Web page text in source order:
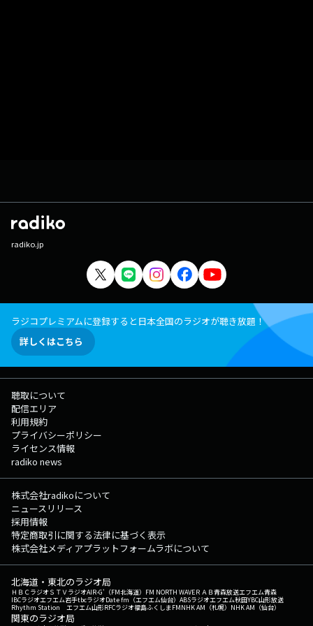
radiko.jp
ラジコプレミアムに登録すると日本全国のラジオが聴き放題！
詳しくはこちら
聴取について
配信エリア
利用規約
プライバシーポリシー
ライセンス情報
radiko news
株式会社radikoについて
ニュースリリース
採用情報
特定商取引に関する法律に基づく表示
株式会社メディアプラットフォームラボについて
北海道・東北のラジオ局
ＨＢＣラジオＳＴＶラジオAIR-G'（FM北海道） FM NORTH WAVEＲＡＢ青森放送エフエム青森
IBCラジオエフエム岩手tbcラジオDate fm（エフエム仙台） ABSラジオエフエム秋田YBC山形放送
Rhythm Station エフエム山形RFCラジオ福島ふくしまFMNHK AM（札幌） NHK AM（仙台）
関東のラジオ局